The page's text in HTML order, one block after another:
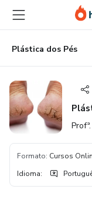
para
conteúdo
principal
para
pagamento
para
rodapé
Plástica dos Pés
Formato: Cursos
Idioma: